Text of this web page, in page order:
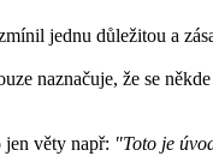
jednu důležitou a
naznačuje, že se
věty např: "Toto je